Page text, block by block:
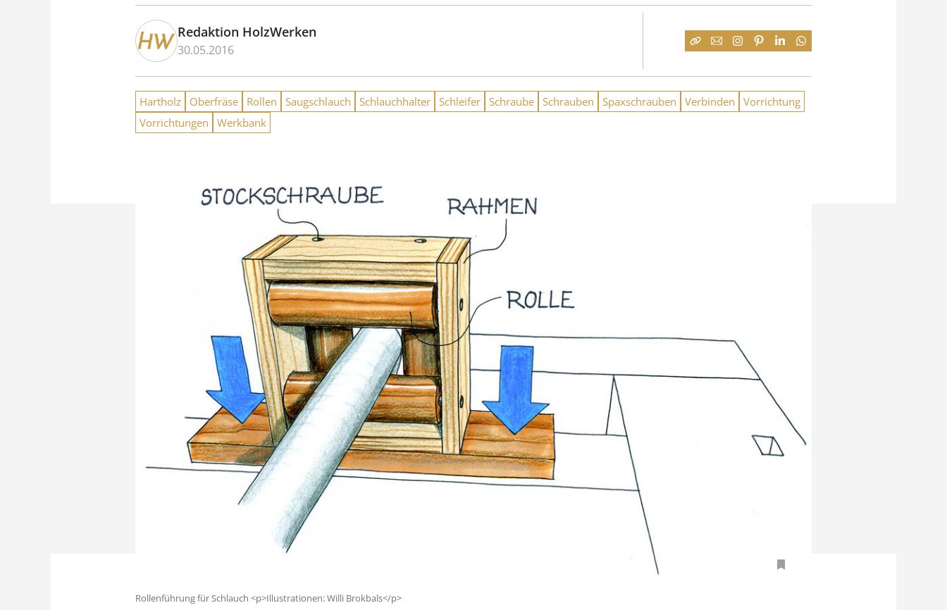
Redaktion HolzWerken
30.05.2016
Hartholz Oberfräse Rollen Saugschlauch Schlauchhalter Schleifer Schraube Schrauben Spaxschrauben Verbinden
Vorrichtung
Vorrichtungen
Werkbank
Rollenführung für Schlauch <p>Illustrationen: Willi Brokbals</p>